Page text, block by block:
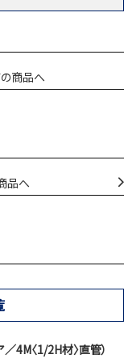
商品へ
品へ
4M〈1/2H材〉直管）